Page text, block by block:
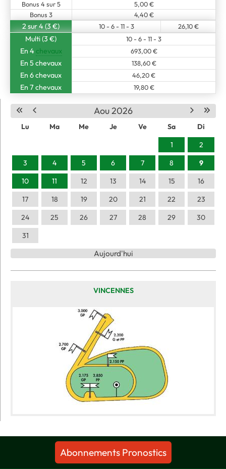
Aou 2026
Lu Ma Me Je Ve Sa
Di
1
2
3
4 5 6 7 8
9
10
11 12 13 14 15
16
17
18 19 20 21 22
23
24
25 26 27 28 29
30
31
Aujourd'hui
VINCENNES
Bonus 4 sur 5
5,00 €
Bonus 3
4,40 €
2 sur 4 (3 €) 10 - 6 - 11 - 3 26,10 €
Multi (3 €) 10 - 6 - 11 - 3
En 4 chevaux 693,00 €
En 5 chevaux 138,60 €
En 6 chevaux 46,20 €
En 7 chevaux 19,80 €
Abonnements Pronostics